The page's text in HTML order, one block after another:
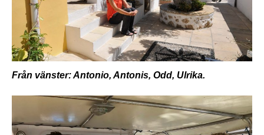
Från vänster: Antonio, Antonis, Odd, Ulrika.